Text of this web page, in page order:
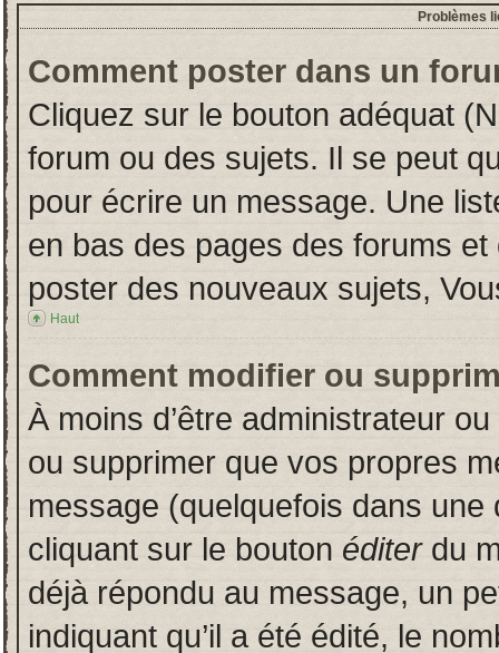
Problèmes
Comment poster dans un
Cliquez sur le bouton adéquat
forum ou des sujets. Il se peut
pour écrire un message. Une
en bas des pages des forums
poster des nouveaux sujets,
Haut
Comment modifier ou
À moins d’être administrateur
ou supprimer que vos propres
message (quelquefois dans
cliquant sur le bouton éditerdu
déjà répondu au message, un
indiquant qu’il a été édité, le